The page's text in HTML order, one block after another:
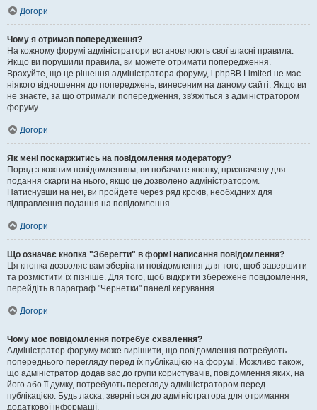
Догори
Чому я отримав попередження?
На кожному форумі адміністратори встановлюють свої власні правила.
Якщо ви порушили правила, ви можете отримати попередження.
Врахуйте, що це рішення адміністратора форуму, і phpBB Limited не має
ніякого відношення до попереджень, винесеним на даному сайті. Якщо ви
не знаєте, за що отримали попередження, зв'яжіться з адміністратором
форуму.
Догори
Як мені поскаржитись на повідомлення модератору?
Поряд з кожним повідомленням, ви побачите кнопку, призначену для
подання скарги на нього, якщо це дозволено адміністратором.
Натиснувши на неї, ви пройдете через ряд кроків, необхідних для
відправлення подання на повідомлення.
Догори
Що означає кнопка "Зберегти" в формі написання повідомлення?
Ця кнопка дозволяє вам зберігати повідомлення для того, щоб завершити
та розмістити їх пізніше. Для того, щоб відкрити збережене повідомлення,
перейдіть в параграф "Чернетки" панелі керування.
Догори
Чому моє повідомлення потребує схвалення?
Адміністратор форуму може вирішити, що повідомлення потребують
попереднього перегляду перед їх публікацією на форумі. Можливо також,
що адміністратор додав вас до групи користувачів, повідомлення яких, на
його або її думку, потребують перегляду адміністратором перед
публікацією. Будь ласка, зверніться до адміністратора для отримання
додаткової інформації.